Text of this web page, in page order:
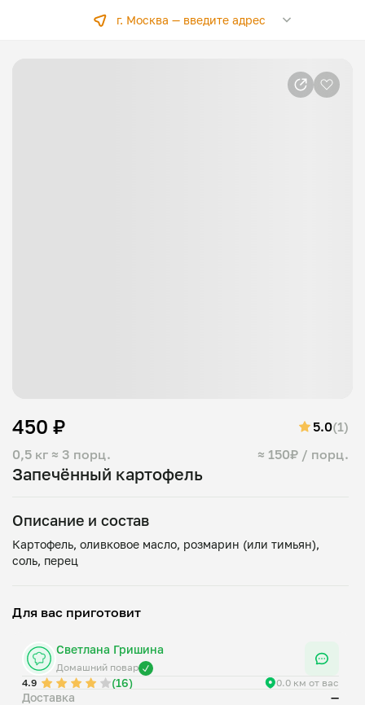
г. Москва —введите адрес
Запечённый картофель
0,5 кг ≈ 3 порц. ≈ 150₽ / порц.
450 ₽ 5.0(1)
Описание и состав
Картофель, оливковое масло, розмарин (или тимьян),
Для вас приготовит
Светлана Гришина
Домашний повар
4.9
(16) 0.0 км от вас
Доставка —